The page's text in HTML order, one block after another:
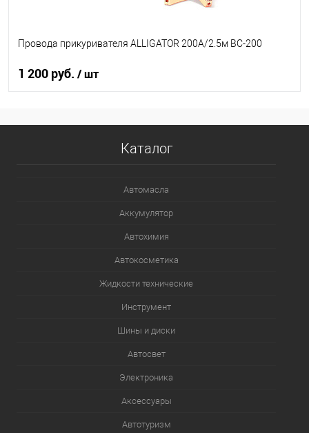
Провода прикуривателя ALLIGATOR 200А/2.5м BC-200
1 200 руб. / шт
Каталог
Автомасла
Аккумулятор
Автохимия
Автокосметика
Жидкости технические
Инструмент
Шины и диски
Автосвет
Электроника
Аксессуары
Автотуризм